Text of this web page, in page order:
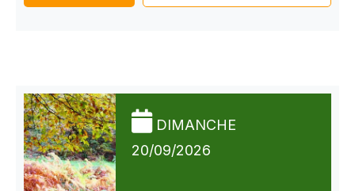
DIMANCHE
20/09/2026